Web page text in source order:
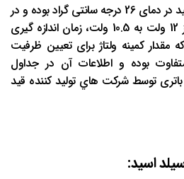
تعیین ظرفیت باتری سیلد اسید در دمای 26 درجه سانتی گراد بوده و در
حد فاصل تغییر ولتاژ باتری از 12 ولت به 10.5 ولت، زمان اندازه گیری
کمینه ولتاژ برای تعیین ظرفیت
بوده و اطلاعات آن در جداول
توسط شرکت هاي تولید کننده قيد
اسید: